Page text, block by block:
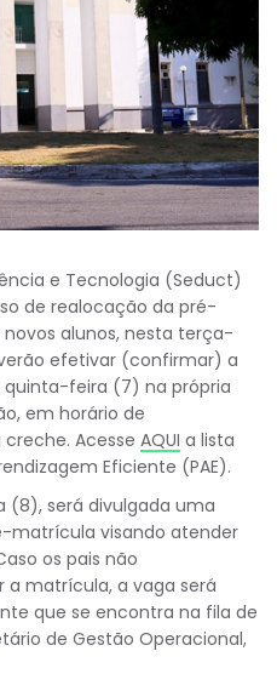
e Tecnologia (Seduct)
de realocação da pré-
alunos, nesta terça-
efetivar (confirmar) a
feira (7) na própria
em horário de
Acesse AQUI a lista
Eficiente (PAE).
(8), será divulgada uma
matrícula visando atender
os pais não
matrícula, a vaga será
que se encontra na fila de
de Gestão Operacional,